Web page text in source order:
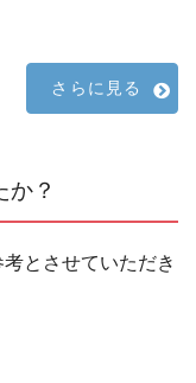
さらに見る
か？
とさせていただき